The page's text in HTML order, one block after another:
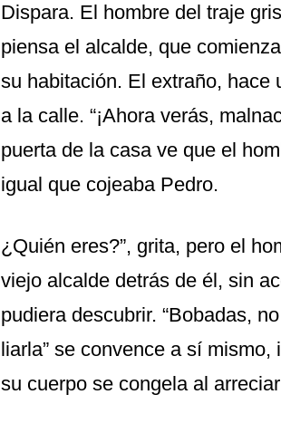
Dispara. El hombre del traje
piensa el alcalde, que
su habitación. El extraño, hace
a la calle. “¡Ahora verás,
puerta de la casa ve que el
igual que cojeaba Pedro.
¿Quién eres?”, grita, pero el
viejo alcalde detrás de él, sin
pudiera descubrir. “Bobadas,
liarla” se convence a sí
su cuerpo se congela al